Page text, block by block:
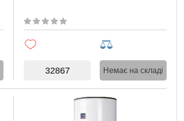
32867 Немає на складі